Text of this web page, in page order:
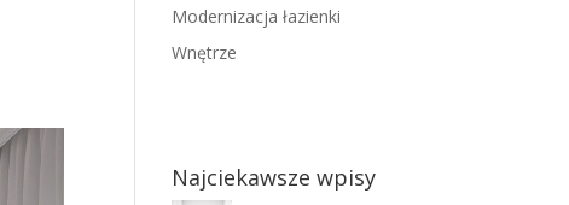
Modernizacja łazienki
Wnętrze
Najciekawsze wpisy